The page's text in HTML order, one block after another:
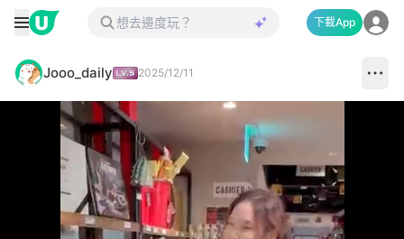
下載App
Jooo_daily 2025/12/11